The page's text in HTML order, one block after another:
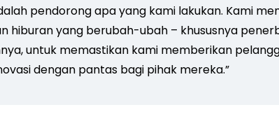
pendorong apa yang kami lakukan. Kami
hiburan yang berubah-ubah – khususnya
untuk memastikan kami memberikan
dengan pantas bagi pihak mereka.”